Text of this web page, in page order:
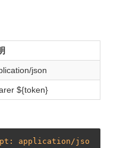
json
${token}
application/jso